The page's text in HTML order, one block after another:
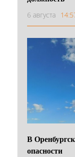
6 августа
В
опасности